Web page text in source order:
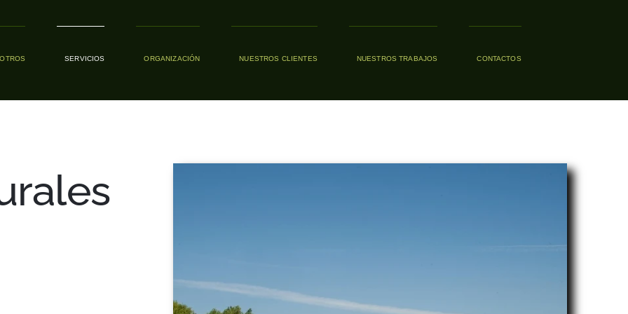
SERVICIOS ORGANIZACIÓN NUESTROS CLIENTES NUESTROS TRABAJOS CONTACTOS